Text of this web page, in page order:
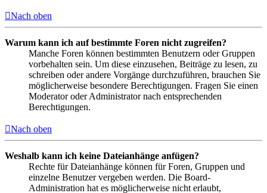
Nach oben
Warum kann ich auf bestimmte Foren nicht zugreifen?
Manche Foren können bestimmten Benutzern oder Gruppen
vorbehalten sein. Um diese einzusehen, Beiträge zu lesen, zu
schreiben oder andere Vorgänge durchzuführen, brauchen Sie
möglicherweise besondere Berechtigungen. Fragen Sie einen
Moderator oder Administrator nach entsprechenden
Berechtigungen.
Nach oben
Weshalb kann ich keine Dateianhänge anfügen?
Rechte für Dateianhänge können für Foren, Gruppen und
einzelne Benutzer vergeben werden. Die Board-
Administration hat es möglicherweise nicht erlaubt,